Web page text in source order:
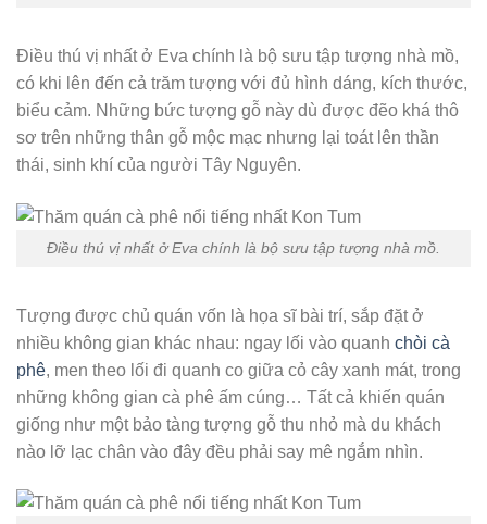
Điều thú vị nhất ở Eva chính là bộ sưu tập tượng nhà mồ,
có khi lên đến cả trăm tượng với đủ hình dáng, kích thước,
biểu cảm. Những bức tượng gỗ này dù được đẽo khá thô
sơ trên những thân gỗ mộc mạc nhưng lại toát lên thần
thái, sinh khí của người Tây Nguyên.
Điều thú vị nhất ở Eva chính là bộ sưu tập tượng nhà mồ.
Tượng được chủ quán vốn là họa sĩ bài trí, sắp đặt ở
nhiều không gian khác nhau: ngay lối vào quanh chòi cà
phê, men theo lối đi quanh co giữa cỏ cây xanh mát, trong
những không gian cà phê ấm cúng… Tất cả khiến quán
giống như một bảo tàng tượng gỗ thu nhỏ mà du khách
nào lỡ lạc chân vào đây đều phải say mê ngắm nhìn.